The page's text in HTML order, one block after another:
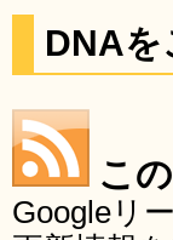
DNAを
こ
Googleリ